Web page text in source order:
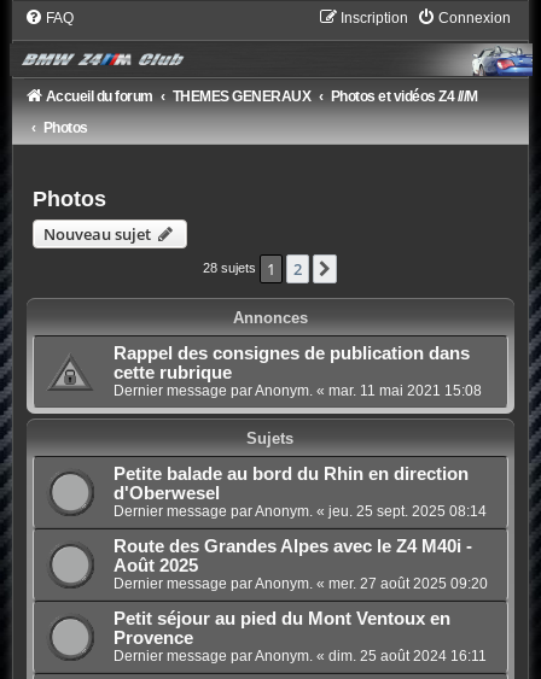
FAQ Connexion
Inscription
Accueil du forum THEMES GENERAUX
Photos et vidéos Z4 ///M
Photos
Photos
Nouveau sujet
28 sujets 1 2
Annonces
Rappel des consignes de publication dans
cette rubrique
Dernier message par Anonym. « mar. 11 mai 2021 15:08
Sujets
Petite balade au bord du Rhin en direction
d'Oberwesel
Dernier message par Anonym. « jeu. 25 sept. 2025 08:14
Route des Grandes Alpes avec le Z4 M40i -
Août 2025
Dernier message par Anonym. « mer. 27 août 2025 09:20
Petit séjour au pied du Mont Ventoux en
Provence
Dernier message par Anonym. « dim. 25 août 2024 16:11